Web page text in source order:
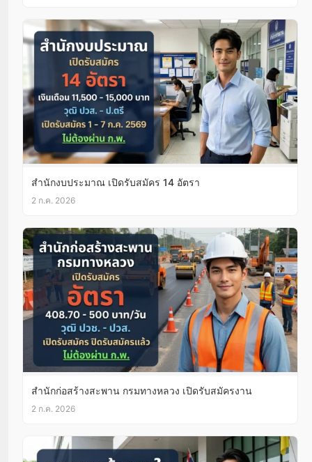
สำนักงบประมาณ เปิดรับสมัคร 14 อัตรา
2 ก.ค. 2026
สำนักก่อสร้างสะพาน กรมทางหลวง เปิดรับสมัครงาน
2 ก.ค. 2026